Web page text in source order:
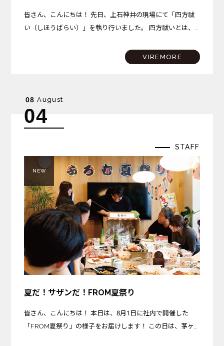
皆さん、こんにちは！ 先日、上石神井の現場にて「四方祓
い（しほうばらい）」を執り行いました。 四方祓いとは、
工事の無事と安全、そしてこの場所で始まる新しい暮らしの
VIREMORE
08 August
04
STAFF
NEW
夏だ！サザンだ！FROM夏祭り
皆さん、こんにちは！ 本日は、8月1日に社内で開催した
「FROM夏祭り」の様子をお届けします！ この日は、茅ヶ